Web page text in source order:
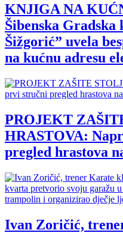
KNJIGA NA
Šibenska
Šižgorić” uvela
na kućnu adresu
PROJEKT
HRASTOVA:
pregled hrastova
Ivan Zoričić,